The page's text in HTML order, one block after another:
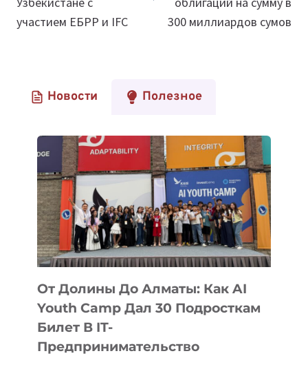
участием ЕБРР и IFC
300 миллиардов сумов
Новости Полезное
От Долины До Алматы: Как AI
Youth Camp Дал 30 Подросткам
Билет В IT-
Предпринимательство